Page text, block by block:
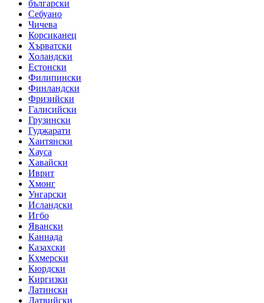
български
Себуано
Чичева
Корсиканец
Хърватски
Холандски
Естонски
Филипински
Финландски
Фризийски
Галисийски
Грузински
Гуджарати
Хаитянски
Хауса
Хавайски
Иврит
Хмонг
Унгарски
Исландски
Игбо
Явански
Каннада
Казахски
Кхмерски
Кюрдски
Киргизки
Латински
Латвийски